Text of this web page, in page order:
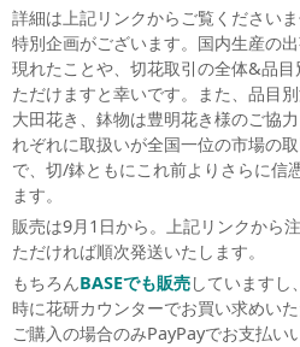
詳細は上記リンクからご覧ください
特別企画がございます。国内生産の
現れたことや、切花取引の全体&品
ただけますと幸いです。また、品目
大田花き、鉢物は豊明花き様のご協
れぞれに取扱いが全国一位の市場の
で、切/鉢ともにこれ前よりさらに信
ます。
販売は9月1日から。上記リンクから
ただければ順次発送いたします。
もちろんBASEでも販売していますし
時に花研カウンターでお買い求めい
ご購入の場合のみPayPayでお支払い